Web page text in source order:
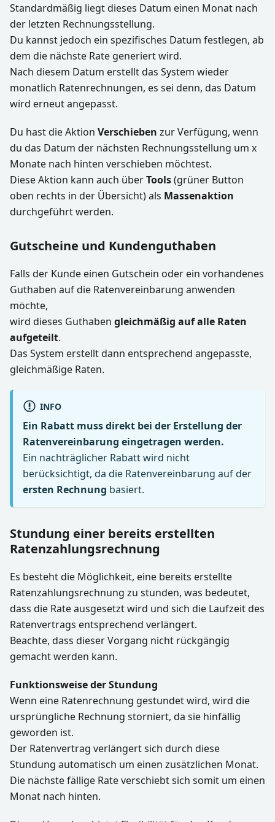
Standardmäßig liegt dieses Datum einen Monat nach
der letzten Rechnungsstellung.
Du kannst jedoch ein spezifisches Datum festlegen, ab
dem die nächste Rate generiert wird.
Nach diesem Datum erstellt das System wieder
monatlich Ratenrechnungen, es sei denn, das Datum
wird erneut angepasst.
Du hast die Aktion Verschieben zur Verfügung, wenn
du das Datum der nächsten Rechnungsstellung um x
Monate nach hinten verschieben möchtest.
Diese Aktion kann auch überTools(grüner Button
oben rechts in der Übersicht) als Massenaktion
durchgeführt werden.
Gutscheine und Kundenguthaben
Falls der Kunde einen Gutschein oder ein vorhandenes
Guthaben auf die Ratenvereinbarung anwenden
möchte,
wird dieses Guthaben gleichmäßig auf alle Raten
aufgeteilt.
Das System erstellt dann entsprechend angepasste,
gleichmäßige Raten.
INFO
Ein Rabatt muss direkt bei der Erstellung der
Ratenvereinbarung eingetragen werden.
Ein nachträglicher Rabatt wird nicht
berücksichtigt, da die Ratenvereinbarung auf der
ersten Rechnung basiert.
Stundung einer bereits erstellten
Ratenzahlungsrechnung
Es besteht die Möglichkeit, eine bereits erstellte
Ratenzahlungsrechnung zu stunden, was bedeutet,
dass die Rate ausgesetzt wird und sich die Laufzeit des
Ratenvertrags entsprechend verlängert.
Beachte, dass dieser Vorgang nicht rückgängig
gemacht werden kann.
Funktionsweise der Stundung
Wenn eine Ratenrechnung gestundet wird, wird die
ursprüngliche Rechnung storniert, da sie hinfällig
geworden ist.
Der Ratenvertrag verlängert sich durch diese
Stundung automatisch um einen zusätzlichen Monat.
Die nächste fällige Rate verschiebt sich somit um einen
Monat nach hinten.